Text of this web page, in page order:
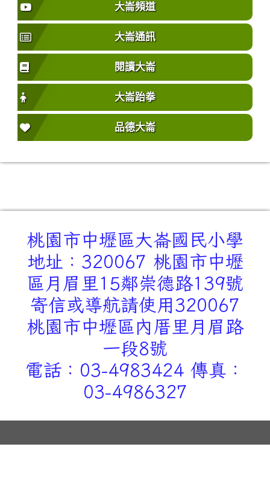
大崙頻道
大崙通訊
閱讀大崙
大崙跆拳
品德大崙
桃園市中壢區大崙國民小學
地址：320067 桃園市中壢
區月眉里15鄰崇德路139號
寄信或導航請使用320067
桃園市中壢區內厝里月眉路
一段8號
電話：03-4983424 傳真：
03-4986327